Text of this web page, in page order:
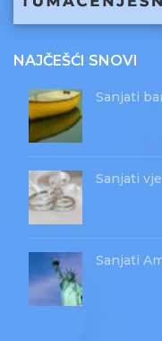
NAJČEŠĆI SNOVI
Sanjati
Sanjati
Sanjati